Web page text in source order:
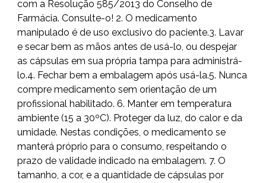
com a Resolução 585/2013 do Conselho de
Farmácia. Consulte-o! 2. O medicamento
manipulado é de uso exclusivo do paciente.3. Lavar
e secar bem as mãos antes de usá-lo, ou despejar
as cápsulas em sua própria tampa para administrá-
lo.4. Fechar bem a embalagem após usá-la.5. Nunca
compre medicamento sem orientação de um
profissional habilitado. 6. Manter em temperatura
ambiente (15 a 30ºC). Proteger da luz, do calor e da
umidade. Nestas condições, o medicamento se
manterá próprio para o consumo, respeitando o
prazo de validade indicado na embalagem. 7. O
tamanho, a cor, e a quantidade de cápsulas por